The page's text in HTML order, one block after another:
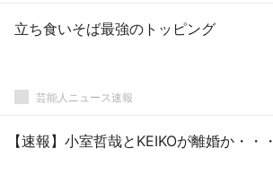
立ち食いそば最強のトッピング
芸能人ニュース速報
【速報】小室哲哉とKEIKOが離婚か・・・